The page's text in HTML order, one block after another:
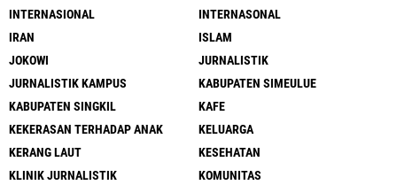
INTERNASIONAL
INTERNASONAL
IRAN
ISLAM
JOKOWI
JURNALISTIK
JURNALISTIK KAMPUS
KABUPATEN SIMEULUE
KABUPATEN SINGKIL
KAFE
KEKERASAN TERHADAP ANAK
KELUARGA
KERANG LAUT
KESEHATAN
KLINIK JURNALISTIK
KOMUNITAS